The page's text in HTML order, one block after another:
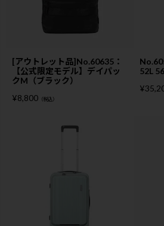
[アウトレット品]No.60635：
【公式限定モデル】デイパッ
クM（ブラック）
¥8,800 （税込）
52L
¥